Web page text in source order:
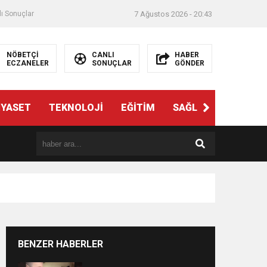
Sonuçlar 7 Ağustos 2026 - 20:43
NÖBETÇİ
ECZANELER
CANLI
SONUÇLAR
HABER
GÖNDER
TEKNOLOJİ EĞİTİM SAĞLIK
BENZER HABERLER